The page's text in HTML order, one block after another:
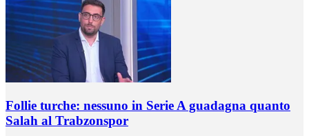
Follie turche: nessuno in Serie A guadagna quanto
Salah al Trabzonspor